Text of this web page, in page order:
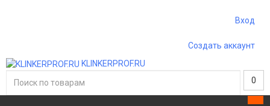
Вход
Создать аккаунт
KLINKERPROF.RU
0